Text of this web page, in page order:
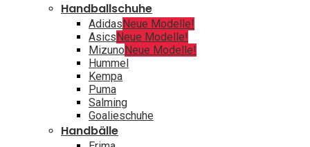
Handballschuhe
AdidasNeue Modelle!
AsicsNeue Modelle!
MizunoNeue Modelle!
Hummel
Kempa
Puma
Salming
Goalieschuhe
Handbälle